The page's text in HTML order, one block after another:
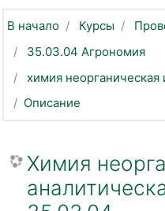
В начало Курсы
35.03.04 Агрономия
химия
Описание
Химия